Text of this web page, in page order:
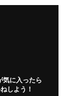
気に入ったら
しよう！